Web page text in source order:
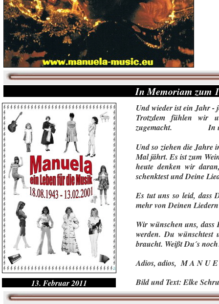
Und wieder ist ein Jahr -
Trotzdem fühlen wir
zugemacht. In
Und so ziehen die Jahre
Mal jährt. Es ist zum
heute denken wir
schenktest und Deine
Es tut uns so leid, dass
mehr von Deinen
Wir wünschen uns,
werden. Du wünschtest
braucht. Weißt Du´s
Adios, adios, M A N
Bild und Text: Elke
In Memoriam zum
13. Februar 2011